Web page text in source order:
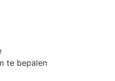
te bepalen